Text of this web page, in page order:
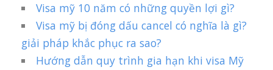
Visa mỹ 10 năm có những quyền lợi gì?
Visa mỹ bị đóng dấu cancel có nghĩa là gì?
giải pháp khắc phục ra sao?
Hướng dẫn quy trình gia hạn khi visa Mỹ